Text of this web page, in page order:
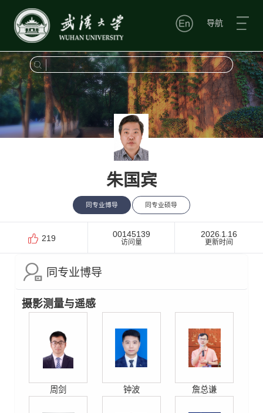
导航
朱国宾
同专业博导 同专业硕导
219 00145139
访问量
2026-1-16
更新时间
同专业博导
摄影测量与遥感
周剑 钟波 詹总谦